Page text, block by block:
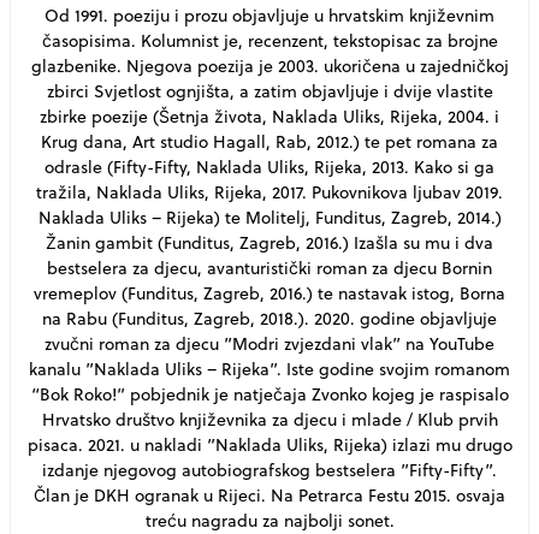
Od 1991. poeziju i prozu objavljuje u hrvatskim književnim
časopisima. Kolumnist je, recenzent, tekstopisac za brojne
glazbenike. Njegova poezija je 2003. ukoričena u zajedničkoj
zbirci Svjetlost ognjišta, a zatim objavljuje i dvije vlastite
zbirke poezije (Šetnja života, Naklada Uliks, Rijeka, 2004. i
Krug dana, Art studio Hagall, Rab, 2012.) te pet romana za
odrasle (Fifty-Fifty, Naklada Uliks, Rijeka, 2013. Kako si ga
tražila, Naklada Uliks, Rijeka, 2017. Pukovnikova ljubav 2019.
Naklada Uliks – Rijeka) te Molitelj, Funditus, Zagreb, 2014.)
Žanin gambit (Funditus, Zagreb, 2016.) Izašla su mu i dva
bestselera za djecu, avanturistički roman za djecu Bornin
vremeplov (Funditus, Zagreb, 2016.) te nastavak istog, Borna
na Rabu (Funditus, Zagreb, 2018.). 2020. godine objavljuje
zvučni roman za djecu ”Modri zvjezdani vlak” na YouTube
kanalu ”Naklada Uliks – Rijeka”. Iste godine svojim romanom
“Bok Roko!” pobjednik je natječaja Zvonko kojeg je raspisalo
Hrvatsko društvo književnika za djecu i mlade / Klub prvih
pisaca. 2021. u nakladi ”Naklada Uliks, Rijeka) izlazi mu drugo
izdanje njegovog autobiografskog bestselera ”Fifty-Fifty”.
Član je DKH ogranak u Rijeci. Na Petrarca Festu 2015. osvaja
treću nagradu za najbolji sonet.